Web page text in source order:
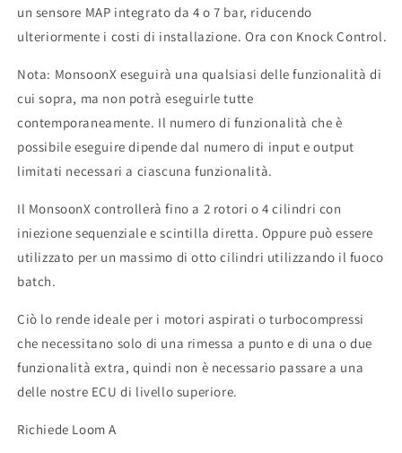
un sensore MAP integrato da 4 o 7 bar, riducendo
ulteriormente i costi di installazione. Ora con Knock Control.
Nota: MonsoonX eseguirà una qualsiasi delle funzionalità di
cui sopra, ma non potrà eseguirle tutte
contemporaneamente. Il numero di funzionalità che è
possibile eseguire dipende dal numero di input e output
limitati necessari a ciascuna funzionalità.
Il MonsoonX controllerà fino a 2 rotori o 4 cilindri con
iniezione sequenziale e scintilla diretta. Oppure può essere
utilizzato per un massimo di otto cilindri utilizzando il fuoco
batch.
Ciò lo rende ideale per i motori aspirati o turbocompressi
che necessitano solo di una rimessa a punto e di una o due
funzionalità extra, quindi non è necessario passare a una
delle nostre ECU di livello superiore.
Richiede Loom A